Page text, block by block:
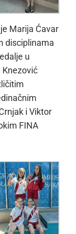
Marija Ćavar
disciplinama
u
i Viktor
FINA